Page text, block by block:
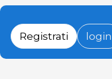
Registrati login